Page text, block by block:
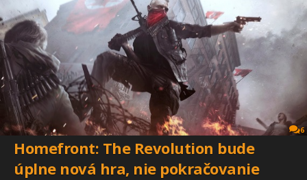
6
Homefront: The Revolution bude
úplne nová hra, nie pokračovanie